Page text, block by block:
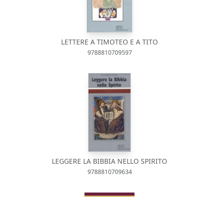
LETTERE A TIMOTEO E A TITO
9788810709597
LEGGERE LA BIBBIA NELLO SPIRITO
9788810709634